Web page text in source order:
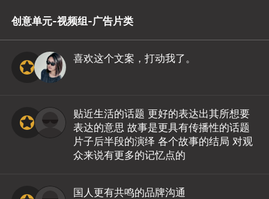
创意单元-视频组-广告片类
喜欢这个文案，打动我了。
贴近生活的话题 更好的表达出其所想要
表达的意思 故事是更具有传播性的话题
片子后半段的演绎 各个故事的结局 对观
众来说有更多的记忆点的
国人更有共鸣的品牌沟通